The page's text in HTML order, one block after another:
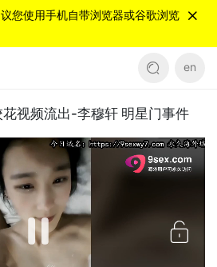
您使用手机自带浏览器或谷歌浏览
en
视频流出-李穆轩 明星门事件